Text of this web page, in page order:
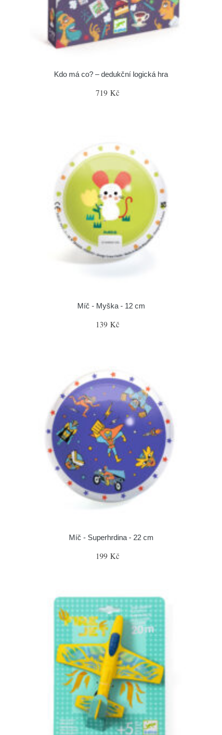
Kdo má co? – dedukční logická hra
719 Kč
Míč - Myška - 12 cm
139 Kč
Míč - Superhrdina - 22 cm
199 Kč